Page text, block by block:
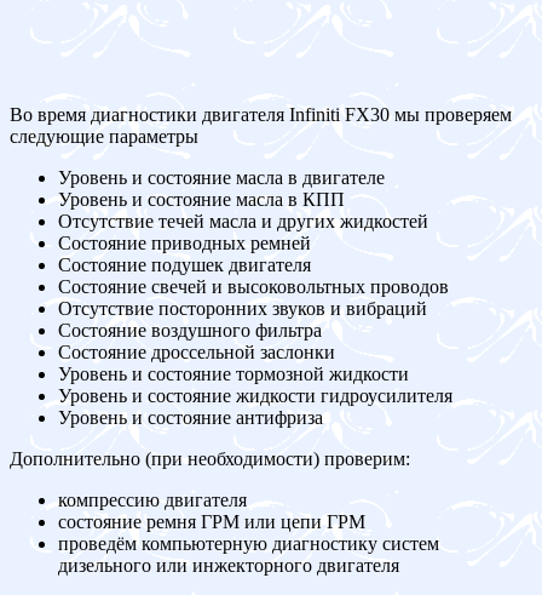
Во время диагностики двигателя Infiniti FX30 мы проверяем
следующие параметры
Уровень и состояние масла в двигателе
Уровень и состояние масла в КПП
Отсутствие течей масла и других жидкостей
Состояние приводных ремней
Состояние подушек двигателя
Состояние свечей и высоковольтных проводов
Отсутствие посторонних звуков и вибраций
Состояние воздушного фильтра
Состояние дроссельной заслонки
Уровень и состояние тормозной жидкости
Уровень и состояние жидкости гидроусилителя
Уровень и состояние антифриза
Дополнительно (при необходимости) проверим:
компрессию двигателя
состояние ремня ГРМ или цепи ГРМ
проведём компьютерную диагностику систем
дизельного или инжекторного двигателя